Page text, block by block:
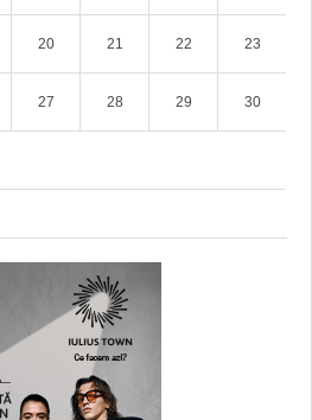
20 21 22 23
27 28 29 30